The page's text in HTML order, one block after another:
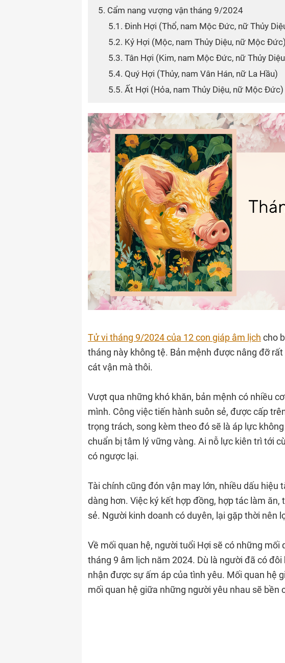
5. Cẩm nang vượng vận tháng 9/2024
5.1. Đinh Hợi (Thổ, nam Mộc Đức, nữ Thủy
5.2. Kỷ Hợi (Mộc, nam Thủy Diệu, nữ Mộc Đức)
5.3. Tân Hợi (Kim, nam Mộc Đức, nữ Thủy
5.4. Quý Hợi (Thủy, nam Vân Hán, nữ La Hầu)
5.5. Ất Hợi (Hỏa, nam Thủy Diệu, nữ Mộc Đức)
Tử vi tháng 9/2024 của 12 con giáp âm lịch cho
tháng này không tệ. Bản mệnh được nâng đỡ
cát vận mà thôi.
Vượt qua những khó khăn, bản mệnh có nhiều
mình. Công việc tiến hành suôn sẻ, được cấp
trọng trách, song kèm theo đó sẽ là áp lực
chuẩn bị tâm lý vững vàng. Ai nỗ lực kiên trì tới
có ngược lại.
Tài chính cũng đón vận may lớn, nhiều dấu hiệu
dàng hơn. Việc ký kết hợp đồng, hợp tác làm
sẻ. Người kinh doanh có duyên, lại gặp thời nên
Về mối quan hệ, người tuổi Hợi sẽ có những mối
tháng 9 âm lịch năm 2024. Dù là người đã có
nhận được sự ấm áp của tình yêu. Mối quan hệ
mối quan hệ giữa những người yêu nhau sẽ bền